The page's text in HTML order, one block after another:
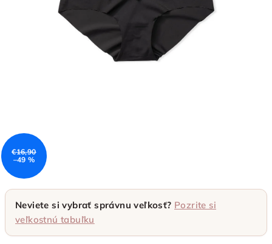
Neviete si vybrať správnu veľkosť? Pozrite si
veľkostnú tabuľku
€16,90
–49 %